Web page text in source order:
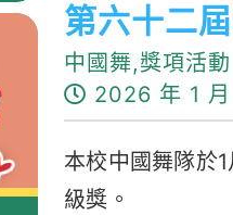
第六十二
中國舞,獎項活動
2026 年 1
本校中國舞隊於
級獎。